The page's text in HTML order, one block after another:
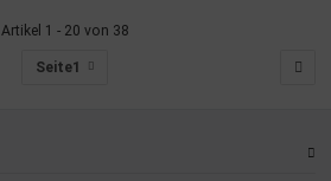
Artikel 1 - 20 von 38
Seite1